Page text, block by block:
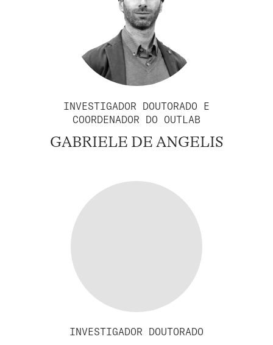
INVESTIGADOR DOUTORADO E
COORDENADOR DO OUTLAB
GABRIELE DE ANGELIS
INVESTIGADOR DOUTORADO